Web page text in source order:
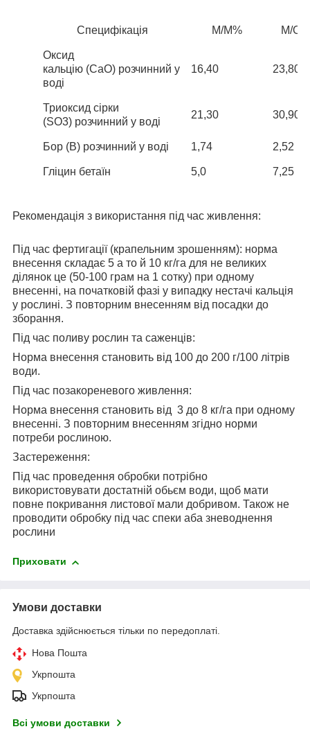
Специфікація М/М% М/О%
Оксид
кальцію (CaO) розчинний у
воді
16,40 23,80
Триоксид сірки
(SO3) розчинний у воді
21,30 30,90
Бор (В) розчинний у воді 1,74 2,52
Гліцин бетаїн 5,0 7,25
Рекомендація з використання під час живлення:
Під час фертигації (крапельним зрошенням): норма
внесення складає 5 а то й 10 кг/га для не великих
ділянок це (50-100 грам на 1 сотку) при одному
внесенні, на початковій фазі у випадку нестачі кальція
у рослині. З повторним внесенням від посадки до
зборання.
Під час поливу рослин та саженців:
Норма внесення становить від 100 до 200 г/100 літрів
води.
Під час позакореневого живлення:
Норма внесення становить від 3 до 8 кг/га при одному
внесенні. З повторним внесенням згідно норми
потреби рослиною.
Застереження:
Під час проведення обробки потрібно
використовувати достатній обьєм води, щоб мати
повне покривання листової мали добривом. Також не
проводити обробку під час спеки аба зневоднення
рослини
Приховати
Умови доставки
Доставка здійснюється тільки по передоплаті.
Нова Пошта
Укрпошта
Укрпошта
Всі умови доставки